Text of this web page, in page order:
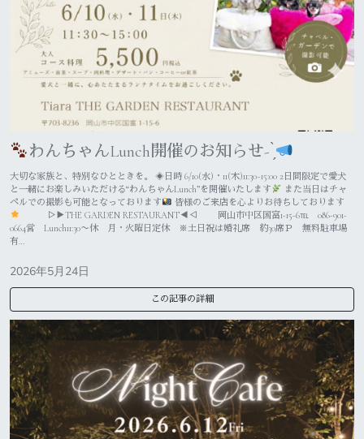
わんちゃんLunch開催のお知らせ- ̗̀
大切な家族と、特別なひとときを。 ◈日時 6/10(水)・11(木)11:30~15:00 2日間限定で愛犬
と一緒にお楽しみいただける“わんちゃんLunch”を開催いたします
‬ また当日はチャ
ペルでの撮影も可能となっております
皆様のご来店を心よりお待ちしております
▷▶THE GARDEN RESTAURANT◀◁ 岡山市中区国富1-15-6℡ 086-901-
0664営 Lunch11:30〜休 月・火曜日定休 ※土日祝は婚礼席 約30席Ｐ 無料駐車場
有…
2026年5月24日
この記事の詳細